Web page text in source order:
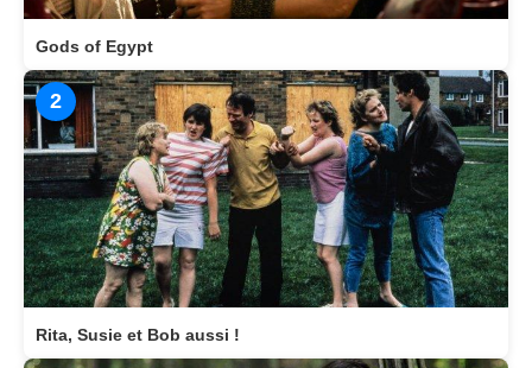
Gods of Egypt
2
Rita, Susie et Bob aussi !